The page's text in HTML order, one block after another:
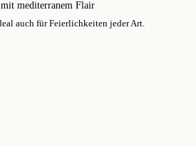
auch für Feierlichkeiten jeder Art.